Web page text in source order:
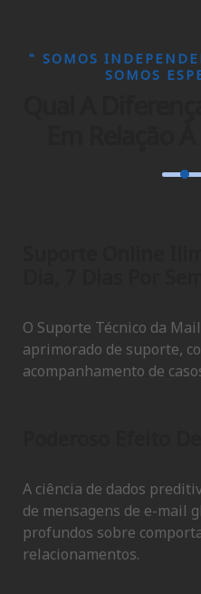
" SOMOS
SOMOS
O Suporte Técnico da
aprimorado de suporte,
acompanhamento de
A ciência de dados
de mensagens de e-mail
profundos sobre
relacionamentos.